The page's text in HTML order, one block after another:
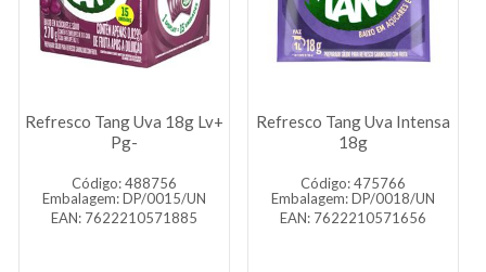
Refresco Tang Uva 18g Lv+
Pg-
Código: 488756
Embalagem: DP/0015/UN
EAN: 7622210571885
Refresco Tang Uva Intensa
18g
Código: 475766
Embalagem: DP/0018/UN
EAN: 7622210571656